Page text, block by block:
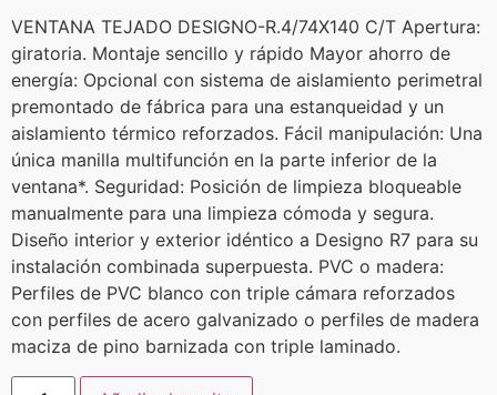
VENTANA TEJADO DESIGNO-R.4/74X140 C/T Apertura:
giratoria. Montaje sencillo y rápido Mayor ahorro de
energía: Opcional con sistema de aislamiento perimetral
premontado de fábrica para una estanqueidad y un
aislamiento térmico reforzados. Fácil manipulación: Una
única manilla multifunción en la parte inferior de la
ventana*. Seguridad: Posición de limpieza bloqueable
manualmente para una limpieza cómoda y segura.
Diseño interior y exterior idéntico a Designo R7 para su
instalación combinada superpuesta. PVC o madera:
Perfiles de PVC blanco con triple cámara reforzados
con perfiles de acero galvanizado o perfiles de madera
maciza de pino barnizada con triple laminado.